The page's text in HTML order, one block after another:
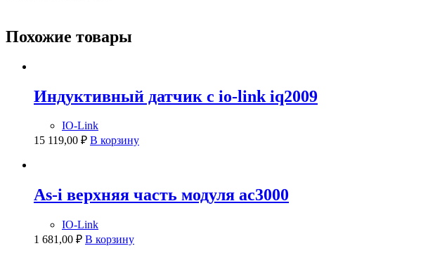
Похожие товары
Индуктивный датчик с io-link iq2009
IO-Link
15 119,00 ₽ В корзину
As-i верхняя часть модуля ac3000
IO-Link
1 681,00 ₽ В корзину